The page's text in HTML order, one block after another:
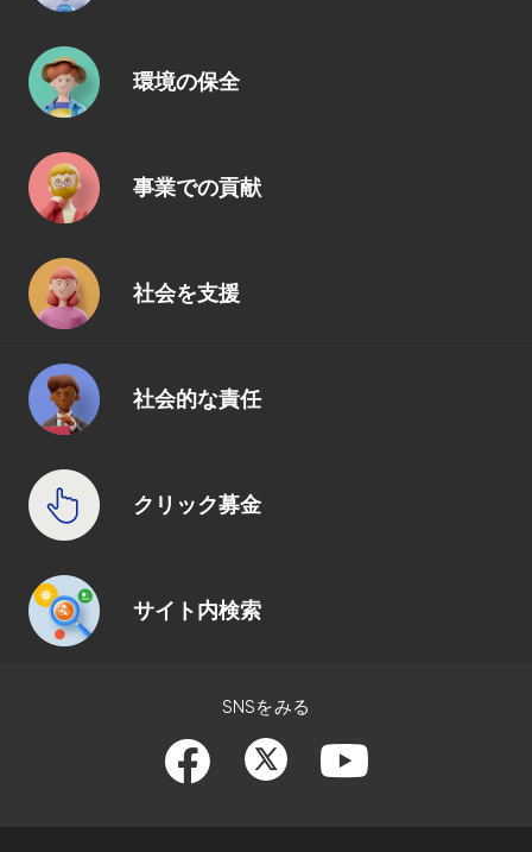
環境の保全
事業での貢献
社会を支援
社会的な責任
クリック募金
サイト内検索
SNSをみる